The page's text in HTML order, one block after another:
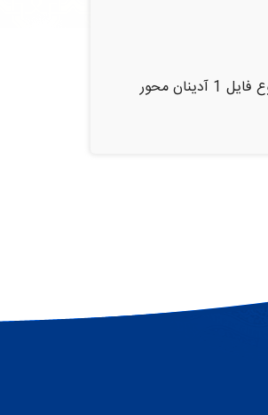
کمینه آمار و اطلاعات با هدف تسهیل در دسترسی محققین و دانشجویان شناسنامه فنی سدهای کشور را در اختیار قرار میدهد. ردیف نام سد نوع فایل 1 آدینان محور